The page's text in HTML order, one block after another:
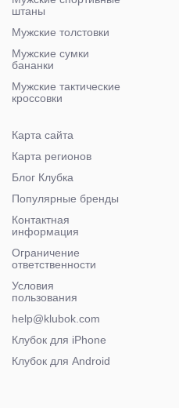
штаны
Мужские толстовки
Мужские сумки
бананки
Мужские тактические
кроссовки
Карта сайта
Карта регионов
Блог Клубка
Популярные бренды
Контактная
информация
Ограничение
ответственности
Условия
пользования
help@klubok.com
Клубок для iPhone
Клубок для Android